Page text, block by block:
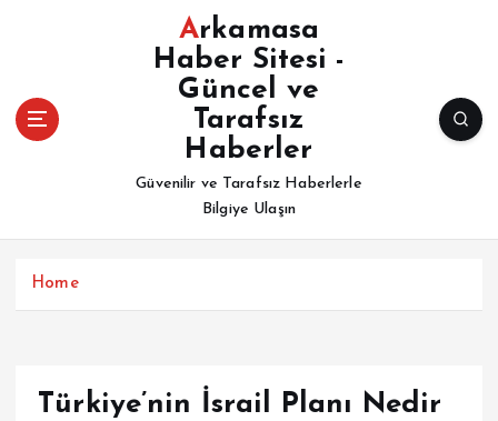
l
Arkamasa
Haber Sitesi -
Güncel ve
Tarafsız
Haberler
Güvenilir ve Tarafsız Haberlerle
Bilgiye Ulaşın
Home
Türkiye’nin İsrail Planı Nedir